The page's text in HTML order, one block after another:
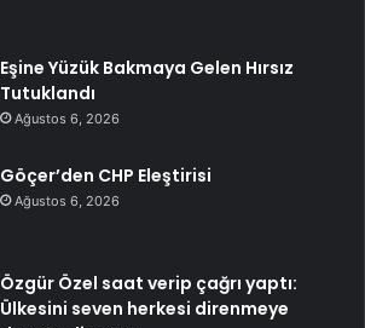
Eşine Yüzük Bakmaya Gelen Hırsız
Tutuklandı
Ağustos 6, 2026
Göçer’den CHP Eleştirisi
Ağustos 6, 2026
Özgür Özel saat verip çağrı yaptı:
Ülkesini seven herkesi direnmeye